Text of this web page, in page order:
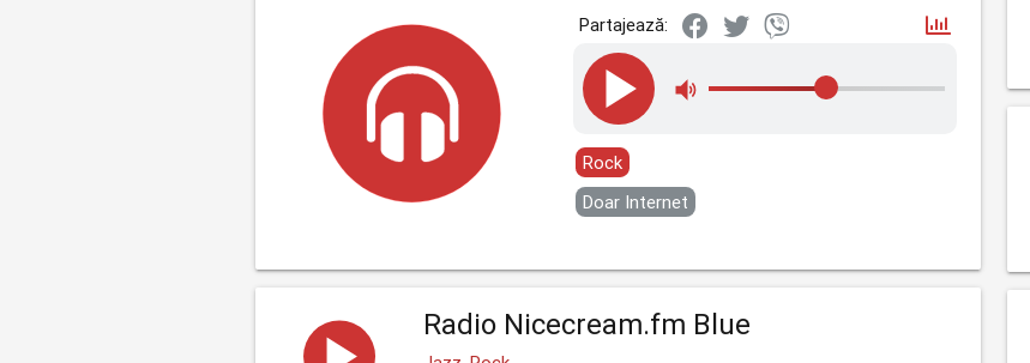
Partajează:
Rock
Doar Internet
Radio Nicecream.fm Blue